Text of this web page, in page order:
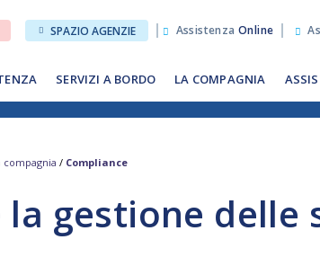
SERVIZI A BORDO LA COMPAGNIA
SPAZIO AGENZIE Assistenza Online
compagnia / Compliance
gestione delle